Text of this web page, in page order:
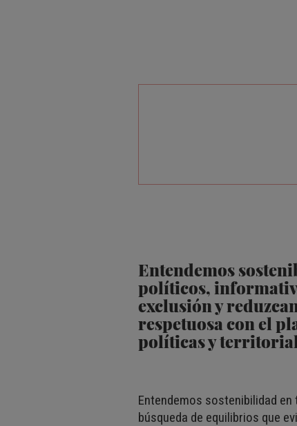
Entendemos
políticos,
exclusión y
respetuosa con el
políticas y
Entendemos sostenibilidad
búsqueda de equilibrios que